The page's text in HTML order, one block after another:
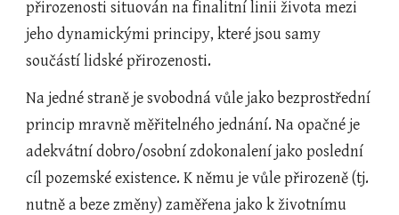
přirozenosti situován na finalitní linii života mezi
jeho dynamickými principy, které jsou samy
součástí lidské přirozenosti.
Na jedné straně je svobodná vůle jako bezprostřední
princip mravně měřitelného jednání. Na opačné je
adekvátní dobro/osobní zdokonalení jako poslední
cíl pozemské existence. K němu je vůle přirozeně (tj.
nutně a beze změny) zaměřena jako k životnímu